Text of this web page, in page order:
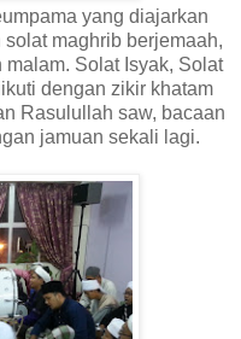
yang diajarkan
maghrib berjemaah,
Solat Isyak, Solat
dengan zikir khatam
Rasulullah saw, bacaan
jamuan sekali lagi.